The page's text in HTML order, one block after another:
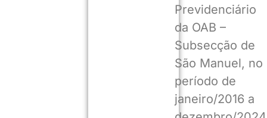
Previdenciário
da OAB –
Subsecção de
São Manuel, no
período de
janeiro/2016 a